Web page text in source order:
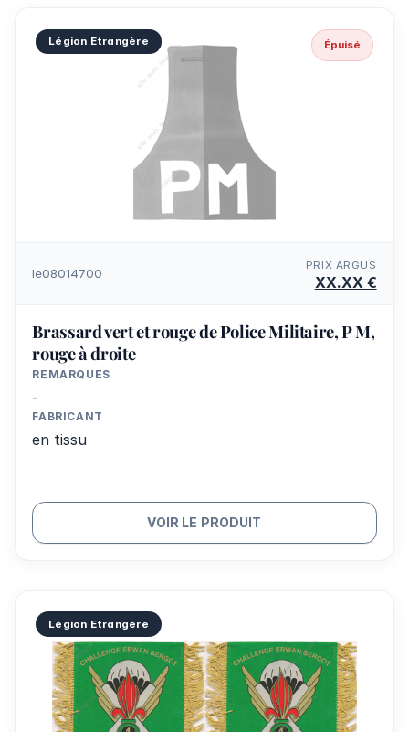
Légion Etrangère Épuisé
le08014700
PRIX ARGUS
XX.XX €
Brassard vert et rouge de Police Militaire, P M,
rouge à droite
REMARQUES
-
FABRICANT
en tissu
VOIR LE PRODUIT
Légion Etrangère